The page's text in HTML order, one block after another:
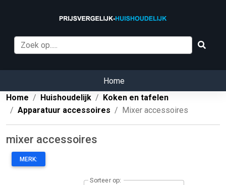
Home
Home
Huishoudelijk
Koken en tafelen
Apparatuur accessoires
Mixer accessoires
mixer accessoires
MERK:
Sorteer op: